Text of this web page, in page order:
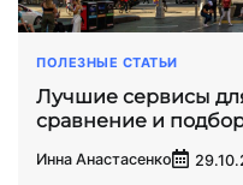
ПОЛЕЗНЫЕ СТАТЬИ
Лучшие сервисы
сравнение и
Инна Анастасенко